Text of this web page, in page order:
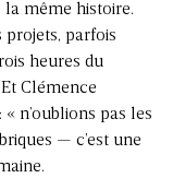
la même histoire.
projets, parfois
heures du
Clémence
n’oublions pas les
— c’est une